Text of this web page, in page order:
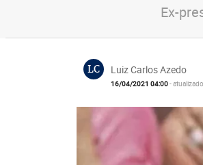
Ex-
LC Luiz Carlos Azedo
16/04/2021 04:00-